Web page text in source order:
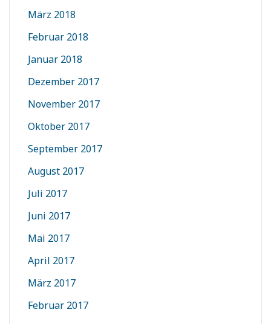
März 2018
Februar 2018
Januar 2018
Dezember 2017
November 2017
Oktober 2017
September 2017
August 2017
Juli 2017
Juni 2017
Mai 2017
April 2017
März 2017
Februar 2017